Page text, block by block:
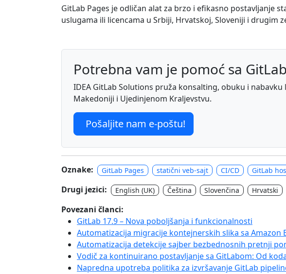
GitLab Pages je odličan alat za brzo i efikasno postavljanje
uslugama ili licencama u Srbiji, Hrvatskoj, Sloveniji i drugim
Potrebna vam je pomoć sa
IDEA GitLab Solutions pruža konsalting, obuku i
Makedoniji i Ujedinjenom Kraljevstvu.
Pošaljite nam e-poštu!
Oznake: GitLab Pages statični veb-sajt CI/CD GitLab
Drugi jezici: English (UK) Čeština Slovenčina Hrvatski
Povezani članci:
GitLab 17.9 – Nova poboljšanja i funkcionalnosti
Automatizacija migracije kontejnerskih slika sa Amazon
Automatizacija detekcije sajber bezbednosnih pretnji
Vodič za kontinuirano postavljanje sa GitLabom: Od
Napredna upotreba politika za izvršavanje GitLab